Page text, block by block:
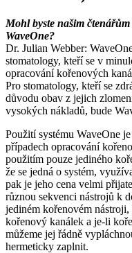
Mohl byste našim
WaveOne?
Dr. Julian Webber:
stomatology, kteří se v
opracování kořenových
Pro stomatology, kteří se
důvodu obav z jejich
vysokých nákladů, bude
Použití systému WaveOne
případech opracování
použitím pouze jediného
že se jedná o systém,
pak je jeho cena velmi
různou sekvenci nástrojů k
jediném kořenovém
kořenový kanálek a je-li
můžeme jej řádně
hermeticky zaplnit.